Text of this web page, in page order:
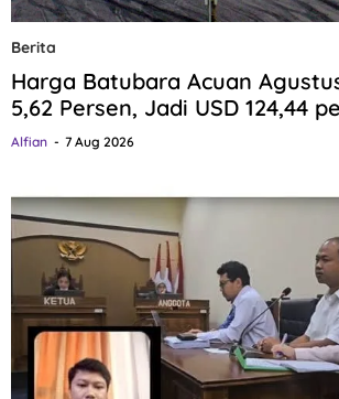
Berita
Harga Batubara Acuan
5,62 Persen, Jadi USD 124,44
Alfian 7 Aug 2026